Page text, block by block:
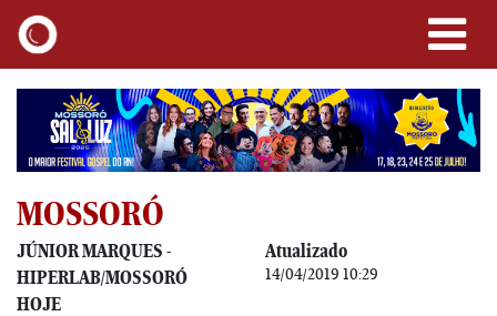
MOSSORÓ
JÚNIOR MARQUES -
HIPERLAB/MOSSORÓ
HOJE
Atualizado
14/04/2019 10:29